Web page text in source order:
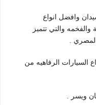
وافضل انواع
والتي تتميز
المصري .
السيارات الرفاهيه من
ويسر .